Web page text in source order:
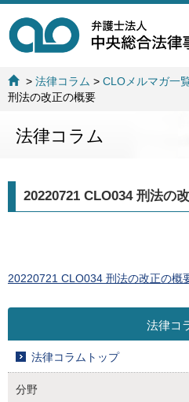
>法律コラム >CLOメルマガ一
刑法の改正の概要
法律コラム
20220721 CLO034 刑法の
20220721 CLO034 刑法の改正の概
法律コ
法律コラムトップ
分野